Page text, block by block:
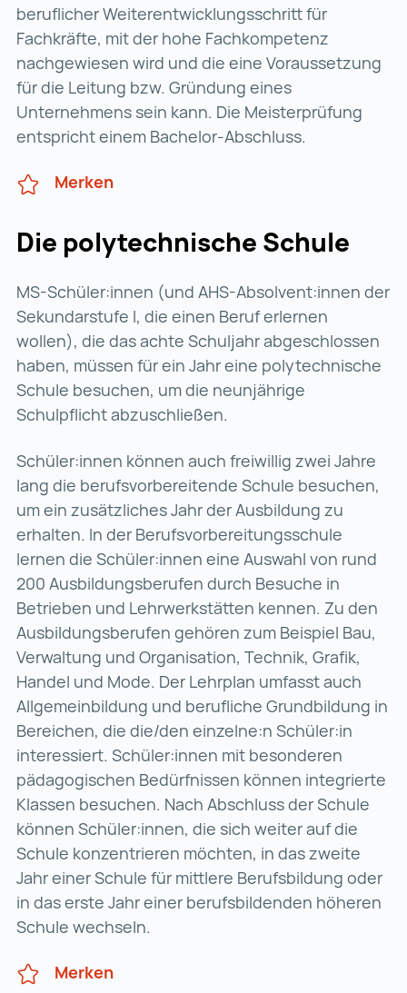
beruflicher Weiterentwicklungs­schritt für
Fachkräfte, mit der hohe Fachkompetenz
nachgewiesen wird und die eine Voraussetzung
für die Leitung bzw. Gründung eines
Unternehmens sein kann. Die Meisterprüfung
entspricht einem Bachelor-Abschluss.
Merken
Die polytechnische Schule
MS-Schüler:innen (und AHS-Absolvent:innen der
Sekundarstufe I, die einen Beruf erlernen
wollen), die das achte Schuljahr abgeschlossen
haben, müssen für ein Jahr eine polytechnische
Schule besuchen, um die neunjährige
Schulpflicht abzuschließen.
Schüler:innen können auch freiwillig zwei Jahre
lang die berufsvorbereitende Schule besuchen,
um ein zusätzliches Jahr der Ausbildung zu
erhalten. In der Berufsvorbereitungsschule
lernen die Schüler:innen eine Auswahl von rund
200 Ausbildungsberufen durch Besuche in
Betrieben und Lehrwerkstätten kennen. Zu den
Ausbildungsberufen gehören zum Beispiel Bau,
Verwaltung und Organisation, Technik, Grafik,
Handel und Mode. Der Lehrplan umfasst auch
Allgemeinbildung und berufliche Grundbildung in
Bereichen, die die/den einzelne:n Schüler:in
interessiert. Schüler:innen mit besonderen
pädagogischen Bedürfnissen können integrierte
Klassen besuchen. Nach Abschluss der Schule
können Schüler:innen, die sich weiter auf die
Schule konzentrieren möchten, in das zweite
Jahr einer Schule für mittlere Berufsbildung oder
in das erste Jahr einer berufsbildenden höheren
Schule wechseln.
Merken